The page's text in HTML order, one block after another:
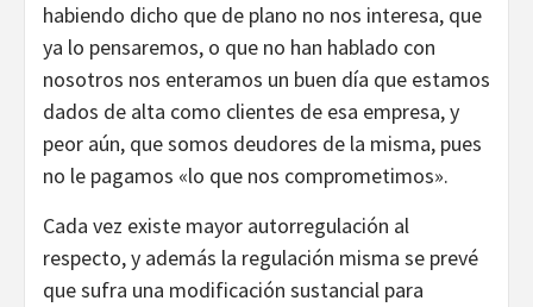
habiendo dicho que de plano no nos interesa, que
ya lo pensaremos, o que no han hablado con
nosotros nos enteramos un buen día que estamos
dados de alta como clientes de esa empresa, y
peor aún, que somos deudores de la misma, pues
no le pagamos «lo que nos comprometimos».
Cada vez existe mayor autorregulación al
respecto, y además la regulación misma se prevé
que sufra una modificación sustancial para